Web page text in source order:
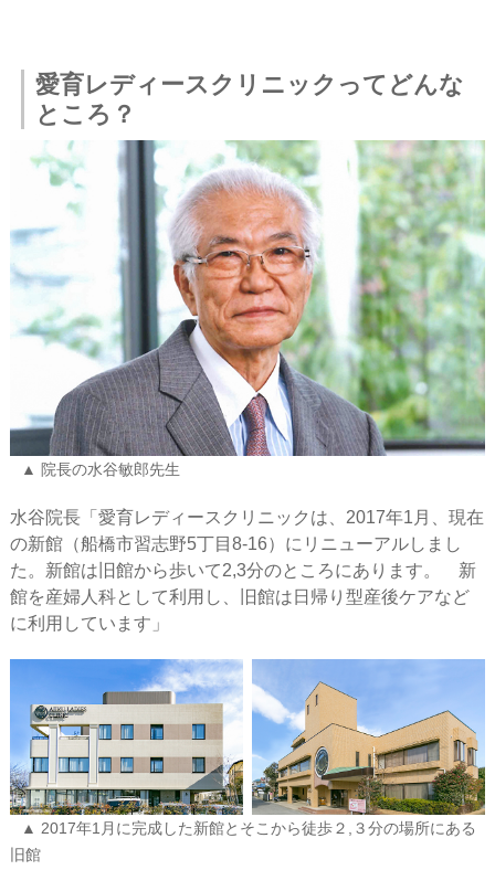
愛育レディースクリニックってどんな
ところ？
院長の水谷敏郎先生
水谷院長「愛育レディースクリニックは、2017年1月、現在
の新館（船橋市習志野5丁目8-16）にリニューアルしまし
た。新館は旧館から歩いて2,3分のところにあります。 新
館を産婦人科として利用し、旧館は日帰り型産後ケアなど
に利用しています」
2017年1月に完成した新館とそこから徒歩２,３分の場所にある
旧館